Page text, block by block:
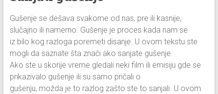
Gušenje se dešava svakome od nas, pre ili kasnije,
slučajno ili namerno. Gušenje je proces kada nam se
iz bilo kog razloga poremeti disanje. U ovom tekstu ste
mogli da saznate šta znači ako sanjate gušenje.
Ako ste u skorije vreme gledali neki film ili emisiju gde se
prikazivalo gušenje ili su samo pričali o
gušenju, možda je to razlog zašto ste to sanjali. U ovom